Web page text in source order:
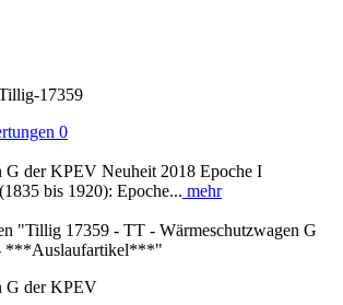
17359
0
G der KPEV Neuheit 2018 Epoche I
bis 1920): Epoche... mehr
"Tillig 17359 - TT - Wärmeschutzwagen G
***Auslaufartikel***"
G der KPEV